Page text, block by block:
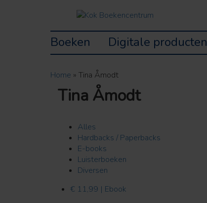
Boeken Digitale producten
Home » Tina Åmodt
Tina Åmodt
Alles
Hardbacks / Paperbacks
E-books
Luisterboeken
Diversen
€ 11,99 | Ebook